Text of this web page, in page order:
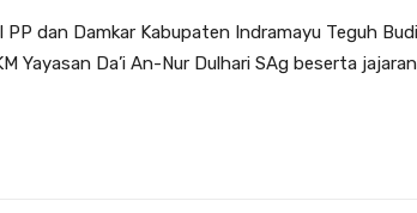
dan Damkar Kabupaten Indramayu Teguh
Yayasan Da’i An-Nur Dulhari SAg beserta